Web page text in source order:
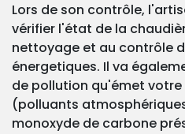
Lors de son contrôle,
vérifier l'état de la
nettoyage et au contrôle
énergetiques. Il va
de pollution qu'émet
(polluants
monoxyde de carbone